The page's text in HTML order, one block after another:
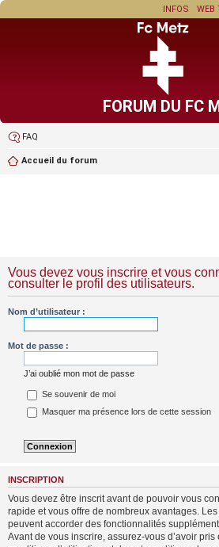
WEB
INFOS
FORUM DU FC
FAQ
Accueil du forum
Vous devez vous inscrire et vous
consulter le profil des utilisateurs.
Nom d’utilisateur :
Mot de passe :
J’ai oublié mon mot de passe
Se souvenir de moi
Masquer ma présence lors de cette session
INSCRIPTION
Vous devez être inscrit avant de pouvoir vous
rapide et vous offre de nombreux avantages.
peuvent accorder des fonctionnalités
Avant de vous inscrire, assurez-vous d’avoir